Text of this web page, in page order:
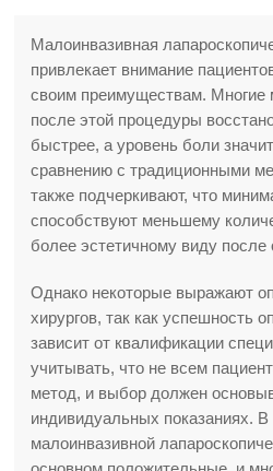
Малоинвазивная
привлекает внимание
своим преимуществам. Многие
после этой процедуры
быстрее, а уровень боли
сравнению с традиционными
также подчеркивают, что
способствуют меньшему
более эстетичному виду после
Однако некоторые выражают
хирургов, так как успешность
зависит от квалификации
учитывать, что не всем
метод, и выбор должен
индивидуальных показаниях.
малоинвазивной